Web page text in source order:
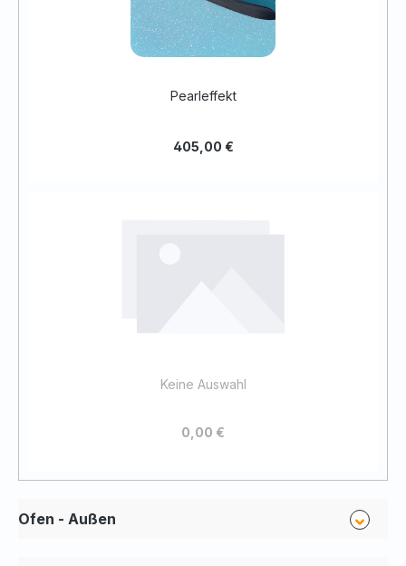
Pearleffekt
405,00 €
Keine Auswahl
0,00 €
Ofen - Außen